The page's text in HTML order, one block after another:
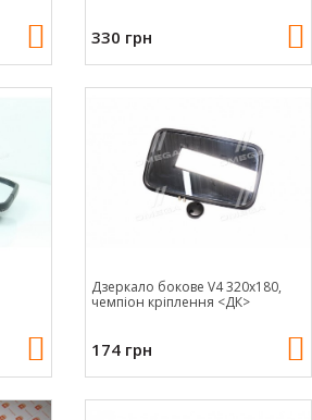
330 грн
Дзеркало бокове V4 320x180,
чемпіон кріплення <ДК>
174 грн